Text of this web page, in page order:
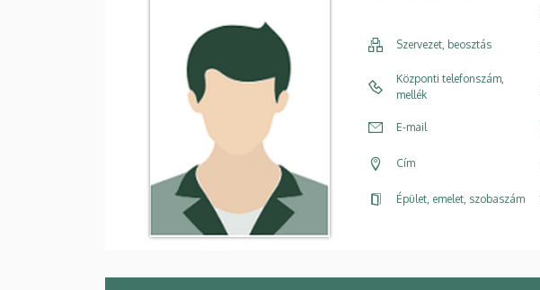
Szervezet, beosztás
Központi telefonszám,
mellék
E-mail
Cím
Épület, emelet, szobaszám